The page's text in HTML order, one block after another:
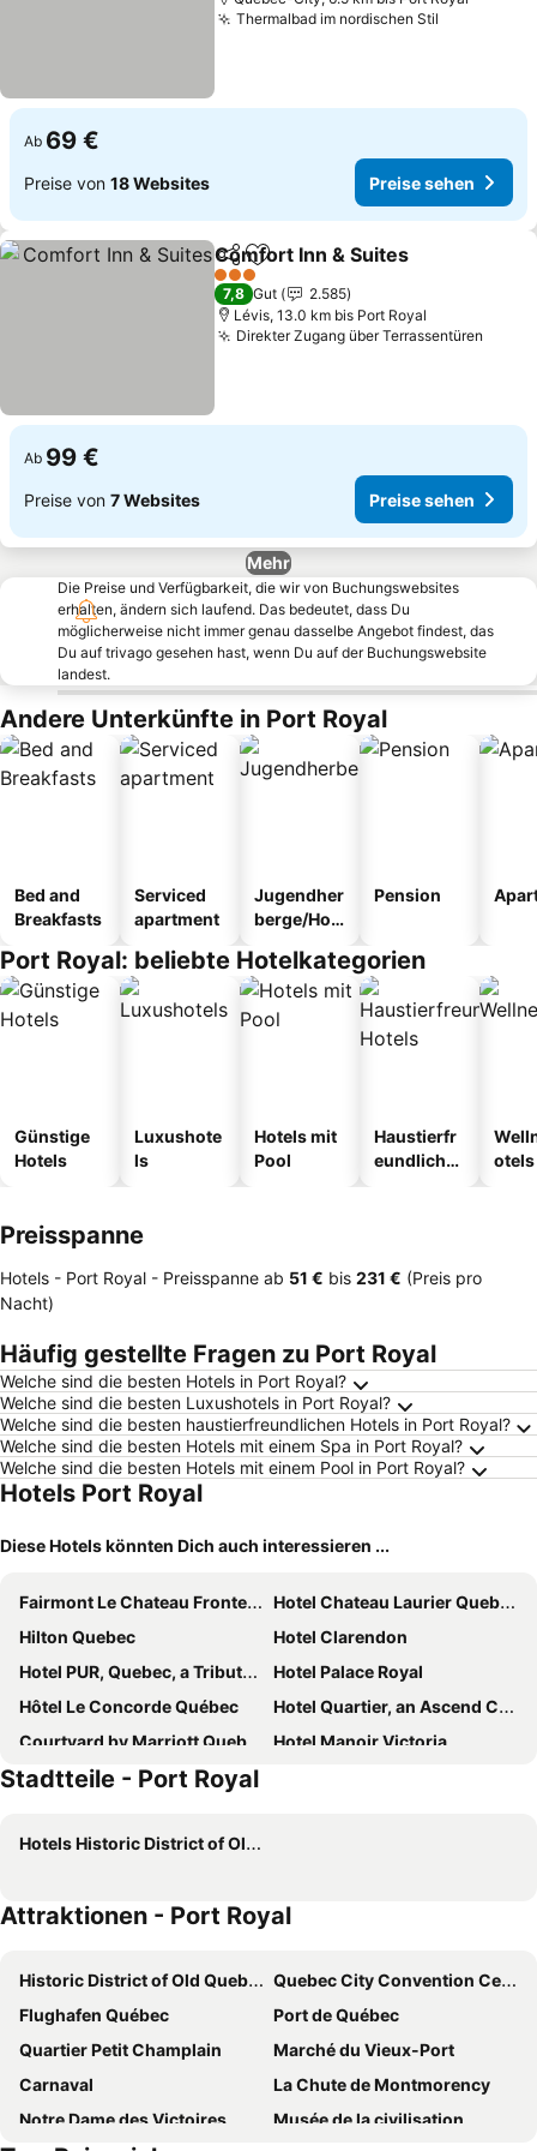
Thermalbad im nordischen Stil
Ab 69 €
Preise von 18 Websites Preise sehen
TeilenZu Favoriten hinzufügen
Comfort Inn & Suites
3 Sterne
7,8 Gut
2.585
Lévis, 13.0 km bis Port Royal
Direkter Zugang über Terrassentüren
Ab 99 €
Preise von 7 Websites Preise sehen
Mehr
Die Preise und Verfügbarkeit, die wir von Buchungswebsites
erhalten, ändern sich laufend. Das bedeutet, dass Du
möglicherweise nicht immer genau dasselbe Angebot findest, das
Du auf trivago gesehen hast, wenn Du auf der Buchungswebsite
landest.
Andere Unterkünfte in Port Royal
Bed and
Breakfasts
Serviced
apartment
Jugendher
berge/Hos
Pension
Port Royal: beliebte Hotelkategorien
Günstige
Hotels
Luxushote
ls
Hotels mit
Pool
Haustierfr
eundliche
otels
Preisspanne
Hotels - Port Royal - Preisspanne ab ‎51 € bis ‎231 € (Preis pro
Nacht)
Häufig gestellte Fragen zu Port Royal
Welche sind die besten Hotels in Port Royal?
Welche sind die besten Luxushotels in Port Royal?
Welche sind die besten haustierfreundlichen Hotels in Port Royal?
Welche sind die besten Hotels mit einem Spa in Port Royal?
Welche sind die besten Hotels mit einem Pool in Port Royal?
Hotels Port Royal
Diese Hotels könnten Dich auch interessieren ...
Fairmont Le Chateau Frontenac
Hotel Chateau Laurier Quebec
Hilton Quebec
Hotel Clarendon
Hotel PUR, Quebec, a Tribute Portfolio Hotel
Hotel Palace Royal
Hôtel Le Concorde Québec
Hotel Quartier, an Ascend Collection Hotel
Courtyard by Marriott Quebec City
Hotel Manoir Victoria
Auberge St-Louis
Le Chateau de Pierre
Hotel 71 by Preferred Hotels & Resorts
Unilofts Grande-Allée
Hotel Royal William, an Ascend Collection Hotel
Hôtel & Suites Le Dauphin Québec
Best Western Plus City Centre/Centre-Ville
Auberge Château des Tourelles
Travelodge by Wyndham Hotel & Convention Centre Quebec City
Hôtel AtypiQ
Hôtel Lindbergh
Auberge Saint-Antoine
Auberge Place d'Armes
Hotel Louisbourg
Stadtteile - Port Royal
Hotels Historic District of Old Quebec
Attraktionen - Port Royal
Historic District of Old Quebec
Quebec City Convention Centre
Flughafen Québec
Port de Québec
Quartier Petit Champlain
Marché du Vieux-Port
Carnaval
La Chute de Montmorency
Notre Dame des Victoires
Musée de la civilisation